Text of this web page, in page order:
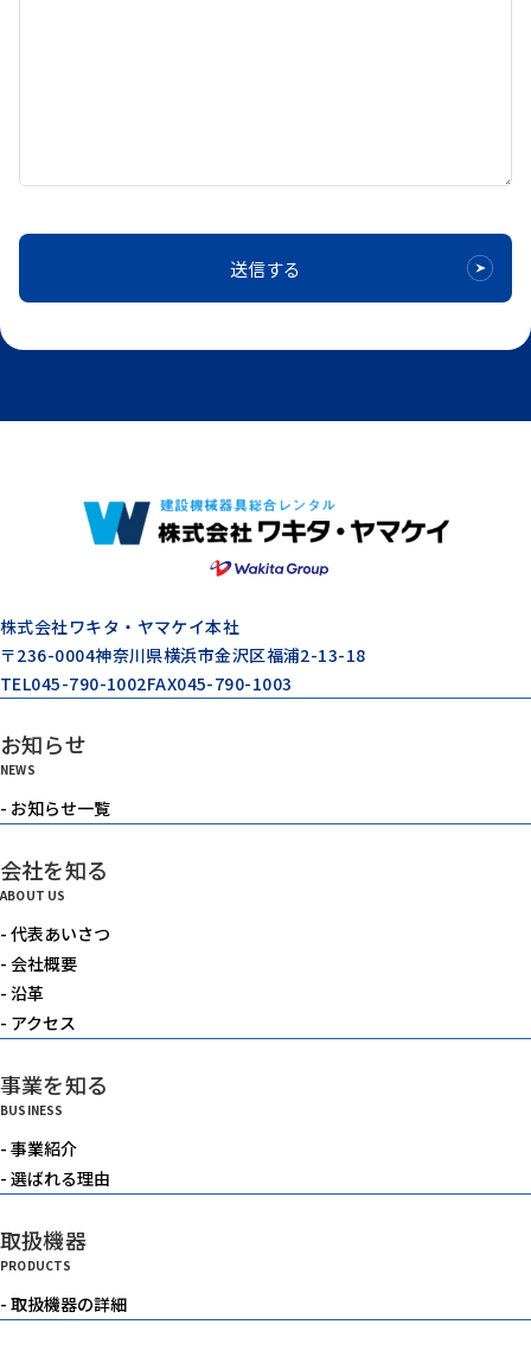
株式会社ワキタ・ヤマケイ本社
〒236-0004神奈川県横浜市金沢区福浦2-13-18
TEL045-790-1002FAX045-790-1003
お知らせ
NEWS
- お知らせ一覧
会社を知る
ABOUT US
- 代表あいさつ
- 会社概要
- 沿革
- アクセス
事業を知る
BUSINESS
- 事業紹介
- 選ばれる理由
取扱機器
PRODUCTS
- 取扱機器の詳細